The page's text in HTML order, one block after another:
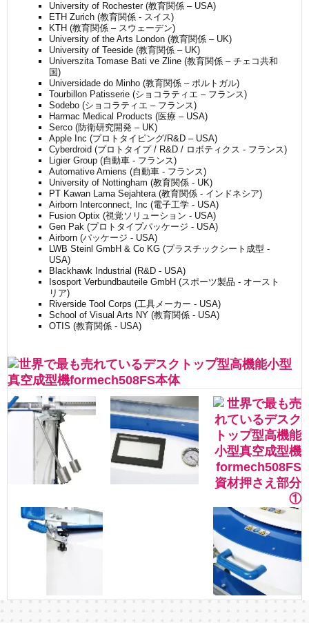
University of Rochester (教育関係 – USA)
ETH Zurich (教育関係 - スイス)
KTH (教育関係 – スウェーデン)
University of the Arts London (教育関係 – UK)
University of Teeside (教育関係 – UK)
Universzita Tomase Bati ve Zline (教育関係 – チェコ共和
国)
Universidade do Minho (教育関係 – ポルトガル)
Tourbillon Patisserie (ショコラティエ – フランス)
Sodebo (ショコラティエ – フランス)
Harmac Medical Products (医療 – USA)
Serco (防衛研究開発 – UK)
Apple Inc (プロトタイピング/R&D – USA)
Cyberdroid (プロトタイプ / R&D / ロボティクス - フランス)
Ligier Group (自動車 - フランス)
Automative Amiens (自動車 - フランス)
University of Nottingham (教育関係 - UK)
PT Kawan Lama Sejahtera (教育関係 - インドネシア)
Airborn Interconnect, Inc (電子工学 - USA)
Fusion Optix (視覚ソリューション - USA)
Gen Pak (プロトタイプパッケージ - USA)
Airborn (パッケージ - USA)
LWB Steinl GmbH & Co KG (プラスチックシート成型 -
USA)
Blackhawk Industrial (R&D - USA)
Isosport Verbundbauteile GmbH (スポーツ製品 - オースト
リア)
Riverside Tool Corps (工具メーカー - USA)
School of Visual Arts NY (教育関係 - USA)
OTIS (教育関係 - USA)